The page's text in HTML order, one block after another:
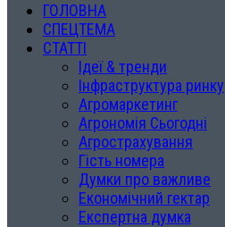
ГОЛОВНА
СПЕЦТЕМА
СТАТТІ
Ідеї & тренди
Інфраструктура ринку
Агромаркетинг
Агрономія Сьогодні
Агрострахування
Гість номера
Думки про важливе
Економічний гектар
Експертна думка